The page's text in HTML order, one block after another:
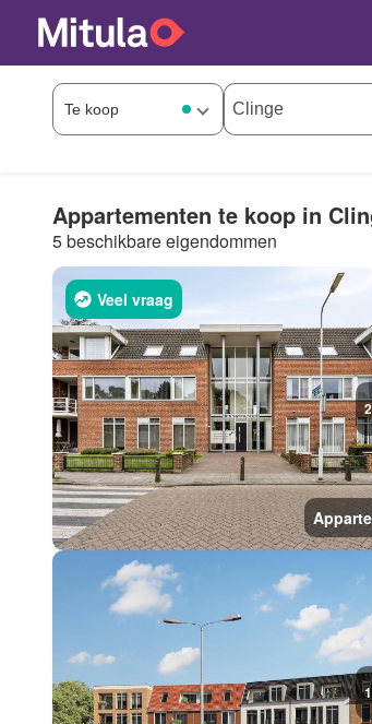
Appartementen te koop in
5 beschikbare eigendommen
Veel vraag